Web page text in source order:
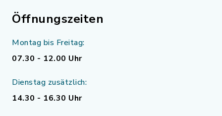
Öffnungszeiten
Montag bis Freitag:
07.30 - 12.00 Uhr
Dienstag zusätzlich:
14.30 - 16.30 Uhr